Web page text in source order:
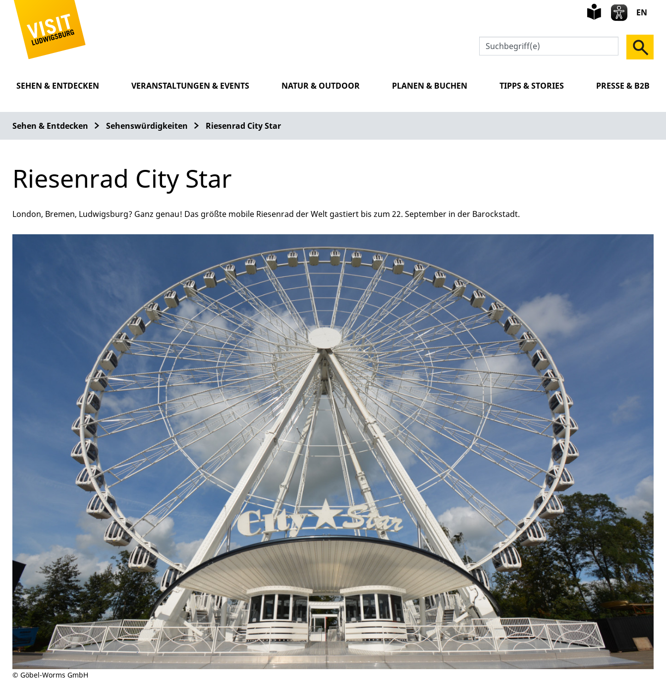
EN
SEHEN & ENTDECKEN VERANSTALTUNGEN & EVENTS NATUR & OUTDOOR PLANEN & BUCHEN TIPPS & STORIES PRESSE & B2B
Sehen & Entdecken Sehenswürdigkeiten Riesenrad City Star
Riesenrad City Star
London, Bremen, Ludwigsburg? Ganz genau! Das größte mobile Riesenrad der Welt gastiert bis zum 22. September in der Barockstadt.
© Göbel-Worms GmbH